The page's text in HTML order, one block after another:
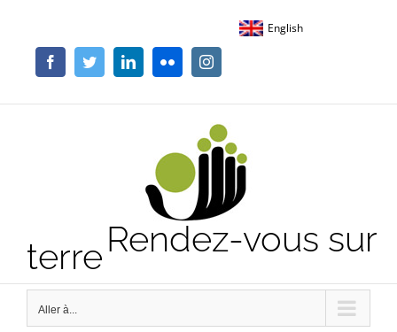
contenu
English
FacebookTwitterLinkedInFlickr Instagram
Rendez-vous sur
terre
Aller à...